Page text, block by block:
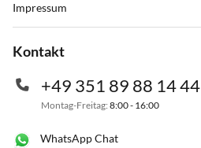
Impressum
Kontakt
+49 351 89 88 14 44
Montag-Freitag: 8:00 - 16:00
WhatsApp Chat